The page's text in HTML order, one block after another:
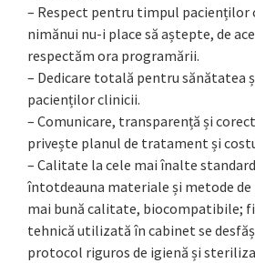
– Respect pentru timpul pacienților
nimănui nu-i place să aștepte, de
respectăm ora programării.
– Dedicare totală pentru sănătatea
pacienților clinicii.
– Comunicare, transparență și
privește planul de tratament și
– Calitate la cele mai înalte
întotdeauna materiale și metode
mai bună calitate, biocompatibile;
tehnică utilizată în cabinet se
protocol riguros de igienă și